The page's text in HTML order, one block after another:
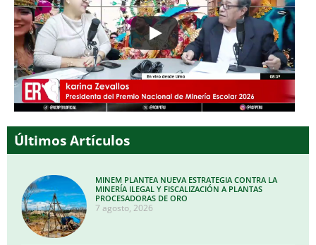
Últimos Artículos
MINEM PLANTEA NUEVA ESTRATEGIA CONTRA LA
MINERÍA ILEGAL Y FISCALIZACIÓN A PLANTAS
PROCESADORAS DE ORO
7 agosto, 2026